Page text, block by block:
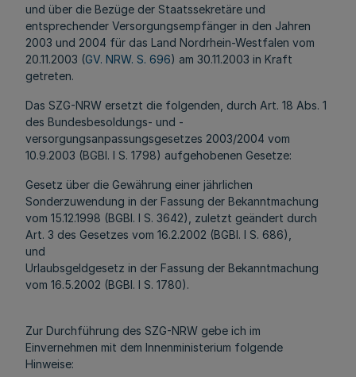
und über die Bezüge der Staatssekretäre und
entsprechender Versorgungsempfänger in den Jahren
2003 und 2004 für das Land Nordrhein-Westfalen vom
20.11.2003 (GV. NRW. S. 696) am 30.11.2003 in Kraft
getreten.
Das SZG-NRW ersetzt die folgenden, durch Art. 18 Abs. 1
des Bundesbesoldungs- und -
versorgungsanpassungsgesetzes 2003/2004 vom
10.9.2003 (BGBl. I S. 1798) aufgehobenen Gesetze:
Gesetz über die Gewährung einer jährlichen
Sonderzuwendung in der Fassung der Bekanntmachung
vom 15.12.1998 (BGBl. I S. 3642), zuletzt geändert durch
Art. 3 des Gesetzes vom 16.2.2002 (BGBl. I S. 686),
und
Urlaubsgeldgesetz in der Fassung der Bekanntmachung
vom 16.5.2002 (BGBl. I S. 1780).
Zur Durchführung des SZG-NRW gebe ich im
Einvernehmen mit dem Innenministerium folgende
Hinweise: